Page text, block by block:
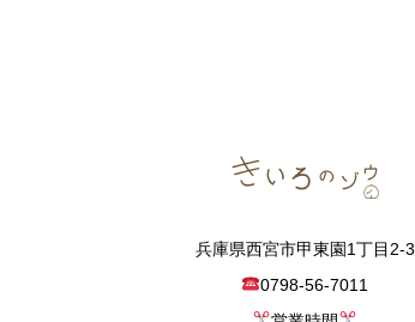
兵庫県西宮市甲東園1丁目2-3
0798-56-7011